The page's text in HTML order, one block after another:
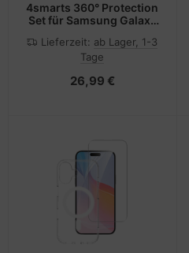
4smarts 360° Protection
Set für Samsung Galaxy
Lieferzeit: ab Lager, 1-3
Tage
26,99 €